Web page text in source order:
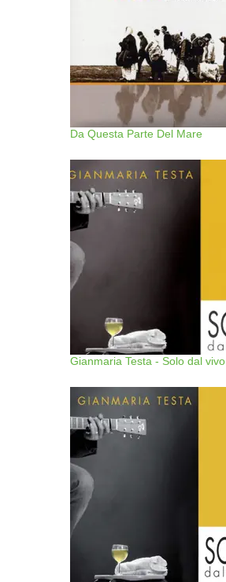
Da Questa Parte Del Mare
Gianmaria Testa - Solo dal vivo